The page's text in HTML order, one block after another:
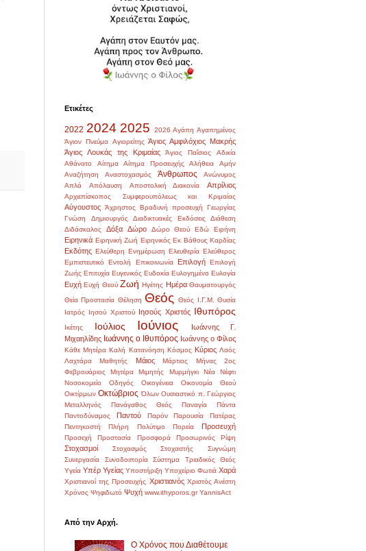
Ετικέτες
2022 2024 2025 2026 Αγάπη Αγαπημένος
Άγιον Πνεύμα Αγιορείτης Άγιος Αμφιλόχιος Μακρής
Άγιος Λουκάς της Κριμαίας
Άγιος Παΐσιος
Αδικία
Αθάνατο
Αίτημα Αίτημα Προσευχής Αλήθεια
Αμήν
Αναζήτηση
Αναστοχασμός Άνθρωπος
Ανώνυμος
Απλά
Απόλαυση Αποστολική Διακονία Απρίλιος
Αρχιεπίσκοπος Συμφερουπόλεως και Κριμαίας
Αύγουστος Άχρηστος Βραδυνή προσευχή
Γεωργίας
Γνώση
Δημιουργός Διαδικτυακές Εκδόσεις
Διάθεση
Διδάσκαλος
Δόξα Δώρο Δώρο Θεού Εδώ Ειρήνη
Ειρηνικά Ειρηνική Ζωή Ειρηνικός Εκ Βάθους Καρδίας
Εκδότης Ελεύθερη Ενημέρωση Ελευθερία Ελεύθερος
Εμπιστευτικό
Εντολή Επικοινωνία Επιλογή
Επιλογή
Ζωής Επιτυχία Ευγενικός Ευδοκία Ευλογημένο Ευλογία
Ευχή Ευχή Θεού Ζωή Ηγέτης Ημέρα Θαυματουργός
Θεία Προστασία Θέληση Θεός Θεός Ι.Γ.Μ. Θυσία
Ιατρός
Ιησού Χριστού Ιησούς Χριστός Ιθυπόρος
Ικέτης Ιούλιος Ιούνιος
Ιωάννης Γ.
Μιχαηλίδης Ιωάννης ο Ιθυπόρος Ιωάννης ο Φίλος
Κάθε Μητέρα Καλή Κατανόηση Κόσμος Κύριος Λαός
Λαχτάρα
Μαθητής Μάιος Μάρτιος
Μήνας 2ος
Φεβρουάριος
Μητέρα Μιμητής Μυρμήγκι Νέα
Νέφτι
Νοσοκομείο
Οδηγός Οικογένεια
Οικονομία Θεού
Οικτίρμων Οκτώβριος Όλων Ουσιαστικό π. Γεώργιος
Μεταλληνός
Πανάγαθος Θεός Παναγία
Πάντα
Παντοδύναμος
Παντού Παρόν Παρουσία
Πατέρας
Πεντηκοστή
Πλήρη Πολύτιμο Πορεία Προσευχή
Προσεχή Προστασία Προσφορά Προσωρινός Ρίψη
Στοχασμοί Στοχασμός Στοχαστής
Συγνώμη
Συνεργασία
Συνοδοιπορία Σύστημα
Τριαδικός Θεός
Υγεία Υπέρ Υγείας Υποστήριξη Υποχείριο Φωτιά Χαρά
Χριστιανοί της Προσευχής Χριστιανός Χριστός Ανέστη
Χρόνος Ψηφιδωτό Ψυχή www.ithyporos.gr YannisAct
Από την Αρχή.
Ο Χρόνος που Διαθέτουμε